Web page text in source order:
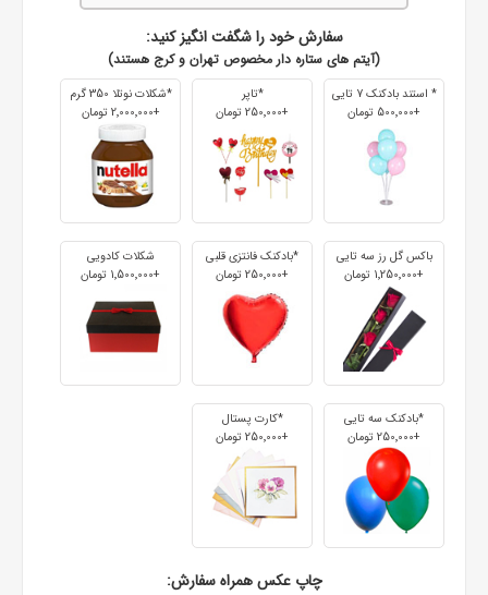
سفارش خود را شگفت انگیز کنید:
(آیتم های ستاره دار مخصوص تهران و کرج هستند)
* استند بادکنک 7 تایی
+500٬000 تومان
*تاپر
+250٬000 تومان
*شکلات نوتلا 350 گرم
+2٬000٬000 تومان
باکس گل رز سه تایی
+1٬250٬000 تومان
*بادکنک فانتزی قلبی
+250٬000 تومان
شکلات کادویی
+1٬500٬000 تومان
*بادکنک سه تایی
+250٬000 تومان
*کارت پستال
+250٬000 تومان
چاپ عکس همراه سفارش: